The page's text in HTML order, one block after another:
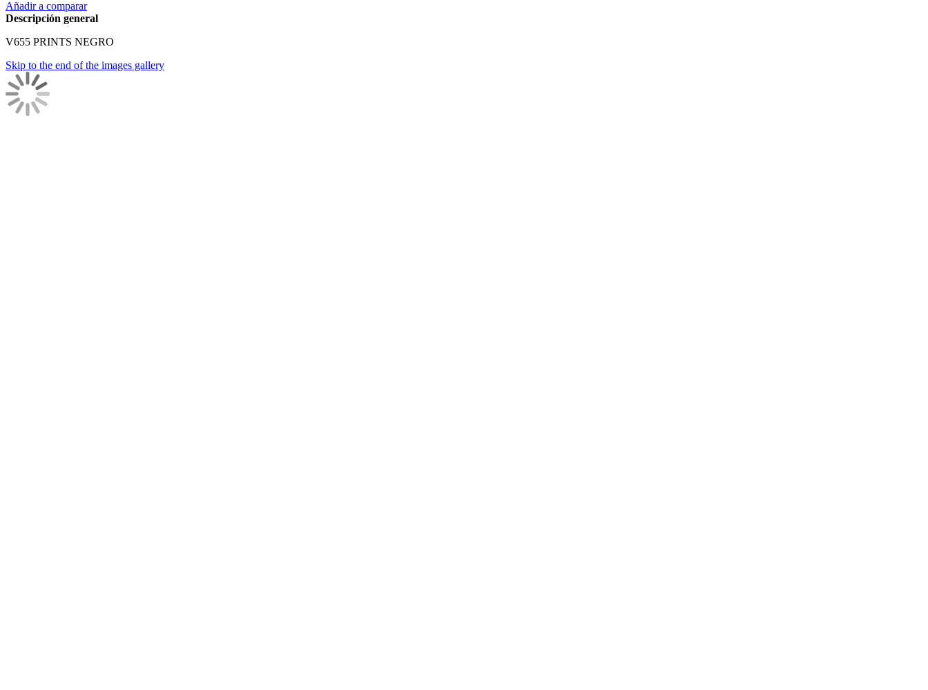
Añadir a comparar
Descripción general
V655 PRINTS NEGRO
Skip to the end of the images gallery